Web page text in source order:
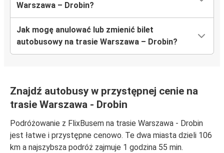
Warszawa – Drobin?
Jak mogę anulować lub zmienić bilet
autobusowy na trasie Warszawa – Drobin?
Znajdź autobusy w przystępnej cenie na
trasie Warszawa - Drobin
Podróżowanie z FlixBusem na trasie Warszawa - Drobin
jest łatwe i przystępne cenowo. Te dwa miasta dzieli 106
km a najszybsza podróż zajmuje 1 godzina 55 min.